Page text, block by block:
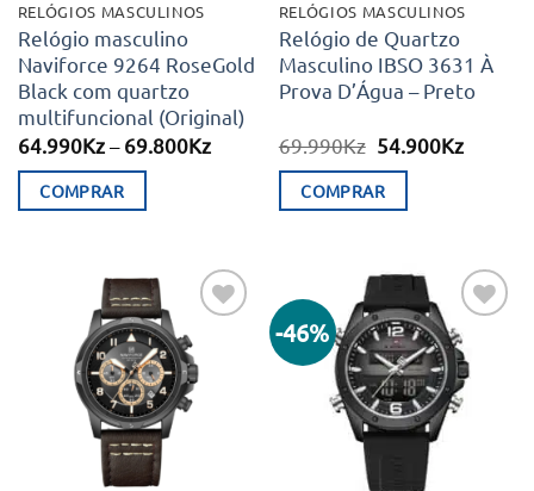
RELÓGIOS MASCULINOS
Relógio masculino
Naviforce 9264 RoseGold
Black com quartzo
multifuncional (Original)
64.990Kz – 69.800KzPrice
through
COMPRAR
multiple
variants.
RELÓGIOS MASCULINOS
Relógio de Quartzo
Masculino IBSO 3631 À
Prova D’Água – Preto
69.990Kz O
original
era:
54.900KzO
COMPRAR
Adicionar
aos meus
desejos
-46%
Adicionar
aos meus
desejos